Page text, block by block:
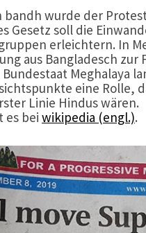
wurde der
Gesetz soll die
erleichtern. In
aus Bangladesch
Meghalaya
eine Rolle,
Linie Hindus wären.
es bei wikipedia (engl.).